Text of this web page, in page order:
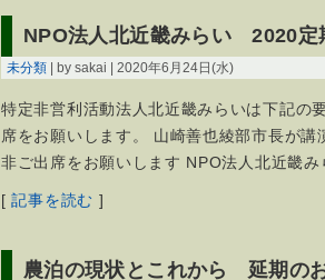
NPO法人北近畿みらい 2020定
未分類 | by sakai | 2020年6月24日(水)
特定非営利活動法人北近畿みらいは下記の
席をお願いします。 山崎善也綾部市長が
非ご出席をお願いします NPO法人北近畿
[記事を読む ]
農泊の現状とこれから 延期の